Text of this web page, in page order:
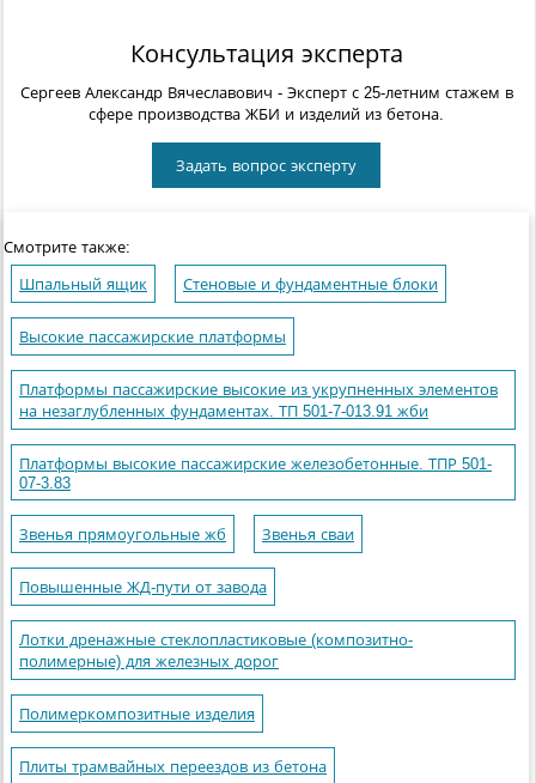
Консультация эксперта
Сергеев Александр Вячеславович - Эксперт с 25-летним стажем в
сфере производства ЖБИ и изделий из бетона.
Задать вопрос эксперту
Смотрите также:
Шпальный ящик Стеновые и фундаментные блоки
Высокие пассажирские платформы
Платформы пассажирские высокие из укрупненных элементов
на незаглубленных фундаментах. ТП 501-7-013.91 жби
Платформы высокие пассажирские железобетонные. ТПР 501-
07-3.83
Звенья прямоугольные жб Звенья сваи
Повышенные ЖД-пути от завода
Лотки дренажные стеклопластиковые (композитно-
полимерные) для железных дорог
Полимеркомпозитные изделия
Плиты трамвайных переездов из бетона